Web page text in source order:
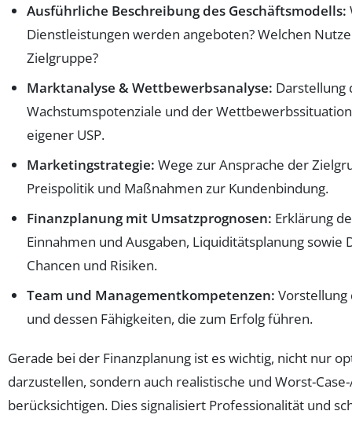
Ausführliche Beschreibung des Geschäftsmodells:
Dienstleistungen werden angeboten? Welchen
Zielgruppe?
Marktanalyse & Wettbewerbsanalyse: Darstellung
Wachstumspotenziale und der
eigener USP.
Marketingstrategie: Wege zur Ansprache der
Preispolitik und Maßnahmen zur Kundenbindung.
Finanzplanung mit Umsatzprognosen: Erklärung
Einnahmen und Ausgaben, Liquiditätsplanung sowie
Chancen und Risiken.
Team und Managementkompetenzen: Vorstellung
und dessen Fähigkeiten, die zum Erfolg führen.
Gerade bei der Finanzplanung ist es wichtig, nicht nur
darzustellen, sondern auch realistische und Worst-
berücksichtigen. Dies signalisiert Professionalität und